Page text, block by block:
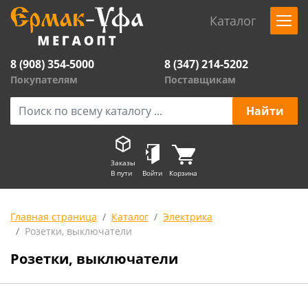
Каталог
8 (908) 354-5000
Покупателям
8 (347) 214-5202
Поставщикам
Заказы
В пути
Войти Корзина
Главная страница Каталог
Электрика
Розетки, выключатели
Розетки, выключатели